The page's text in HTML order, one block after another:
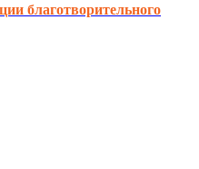
благотворительного